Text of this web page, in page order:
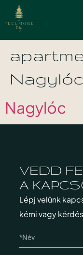
Nagylóc
Nagylóc
VEDD
A
Lépj velünk
kérni vagy